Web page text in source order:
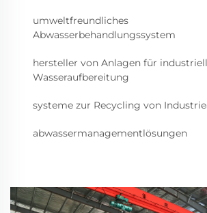
umweltfreundliches
Abwasserbehandlungssystem
hersteller von Anlagen für
Wasseraufbereitung
systeme zur Recycling von
abwassermanagementlösungen